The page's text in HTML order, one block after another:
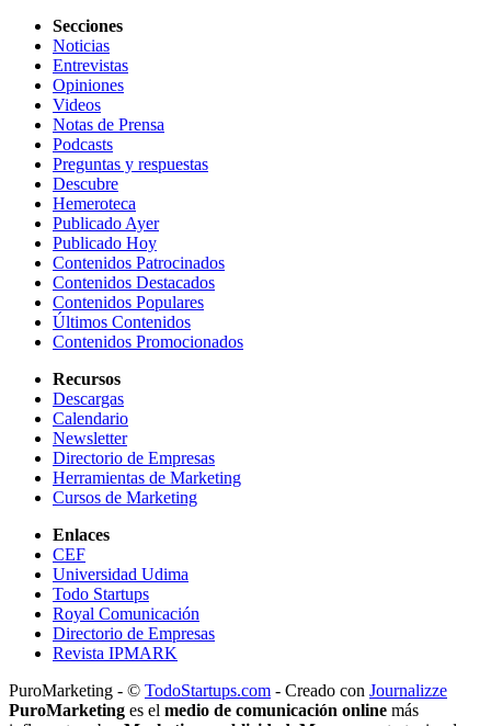
Secciones
Noticias
Entrevistas
Opiniones
Videos
Notas de Prensa
Podcasts
Preguntas y respuestas
Descubre
Hemeroteca
Publicado Ayer
Publicado Hoy
Contenidos Patrocinados
Contenidos Destacados
Contenidos Populares
Últimos Contenidos
Contenidos Promocionados
Recursos
Descargas
Calendario
Newsletter
Directorio de Empresas
Herramientas de Marketing
Cursos de Marketing
Enlaces
CEF
Universidad Udima
Todo Startups
Royal Comunicación
Directorio de Empresas
Revista IPMARK
PuroMarketing - © TodoStartups.com - Creado con Journalizze
PuroMarketing es el medio de comunicación online más